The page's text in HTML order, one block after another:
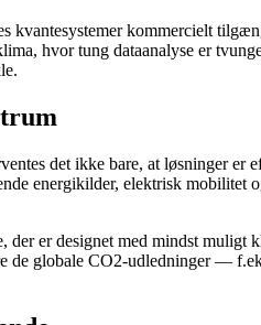
kvantesystemer kommercielt
hvor tung dataanalyse er
det ikke bare, at løsninger er
energikilder, elektrisk mobilitet
der er designet med mindst muligt
de globale CO2-udledninger —